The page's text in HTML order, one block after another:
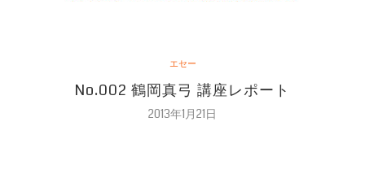
エセー
No.002 鶴岡真弓 講座レポート
2013年1月21日